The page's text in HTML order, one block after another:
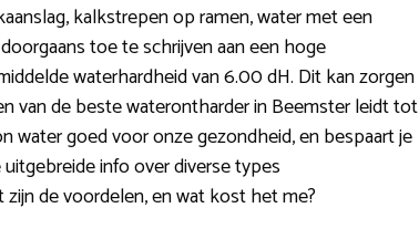
kalkstrepen op ramen, water met een
toe te schrijven aan een hoge
waterhardheid van 6.00 dH. Dit kan zorgen
van de beste waterontharder in Beemster leidt tot
water goed voor onze gezondheid, en bespaart je
info over diverse types
de voordelen, en wat kost het me?